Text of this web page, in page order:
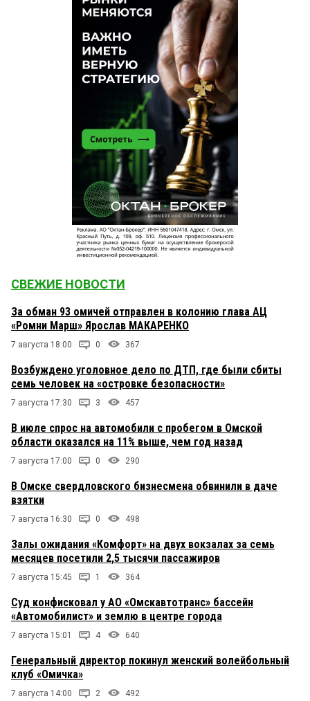
СВЕЖИЕ НОВОСТИ
За обман 93 омичей отправлен в колонию глава АЦ
«Ромни Марш» Ярослав МАКАРЕНКО
7 августа 18:00 0 367
Возбуждено уголовное дело по ДТП, где были сбиты
семь человек на «островке безопасности»
7 августа 17:30 3 457
В июле спрос на автомобили с пробегом в Омской
области оказался на 11% выше, чем год назад
7 августа 17:00 0 290
В Омске свердловского бизнесмена обвинили в даче
взятки
7 августа 16:30 0 498
Залы ожидания «Комфорт» на двух вокзалах за семь
месяцев посетили 2,5 тысячи пассажиров
7 августа 15:45 1 364
Суд конфисковал у АО «Омскавтотранс» бассейн
«Автомобилист» и землю в центре города
7 августа 15:01 4 640
Генеральный директор покинул женский волейбольный
клуб «Омичка»
7 августа 14:00 2 492